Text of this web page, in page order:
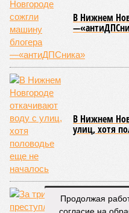
В Нижнем
В Нижнем
улиц, хотя
Продолжая
согласие на